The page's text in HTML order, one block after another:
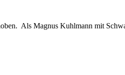
Als Magnus Kuhlmann mit